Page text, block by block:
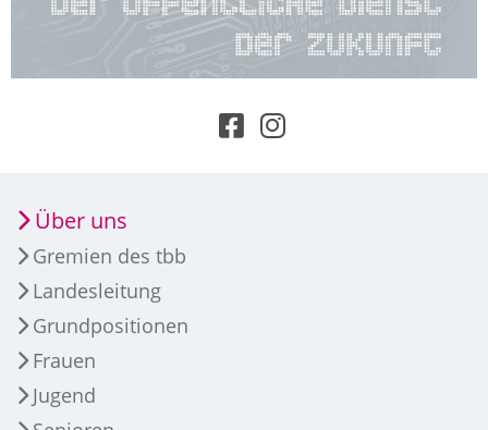
Über uns
Gremien des tbb
Landesleitung
Grundpositionen
Frauen
Jugend